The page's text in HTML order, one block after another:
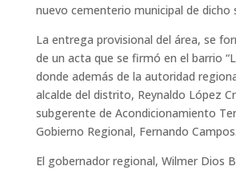
nuevo cementerio municipal de dicho
La entrega provisional del área, se
de un acta que se firmó en el barrio
donde además de la autoridad
alcalde del distrito, Reynaldo López
subgerente de Acondicionamiento
Gobierno Regional, Fernando Campos.
El gobernador regional, Wilmer Dios